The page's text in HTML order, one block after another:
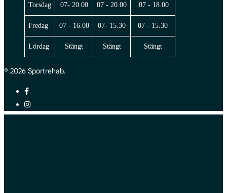
Torsdag 07- 20.00 07 - 20.00 07 - 18.00
Fredag 07 - 16.00 07- 15.30 07 - 15.30
Lördag Stängt Stängt Stängt
© 2026 Sportrehab.
facebook
instagram